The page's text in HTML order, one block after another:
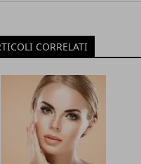
CORRELATI